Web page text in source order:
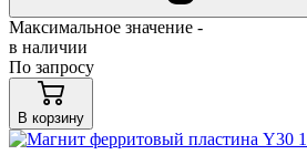
Максимальное значение -
в наличии
По запросу
В корзину